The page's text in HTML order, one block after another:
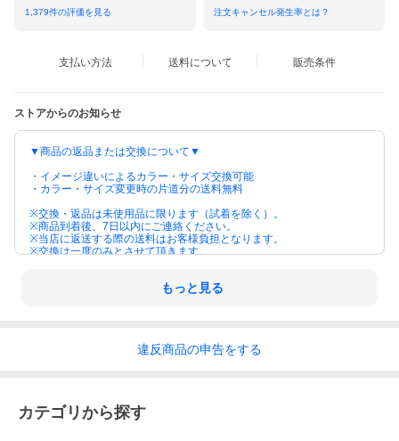
1,379件の評価を見る 注文キャンセル発生率とは？
支払い方法 送料について 販売条件
ストアからのお知らせ
▼商品の返品または交換について▼
・イメージ違いによるカラー・サイズ交換可能
・カラー・サイズ変更時の片道分の送料無料
※交換・返品は未使用品に限ります（試着を除く）。
※商品到着後、7日以内にご連絡ください。
※当店に返送する際の送料はお客様負担となります。
※交換は一度のみとさせて頂きます。
もっと見る
違反商品の申告をする
カテゴリから探す